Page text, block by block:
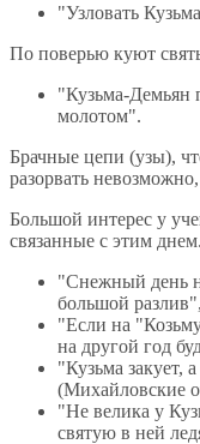
"Узловать
По поверью куют
"Кузьма-Демьян
молотом".
Брачные цепи (узы),
разорвать
Большой интерес у
связанные с этим днем.
"Снежный день
большой разлив",
"Если на
на другой год
"Кузьма закует,
(Михайловские
"Не велика у
святую в ней